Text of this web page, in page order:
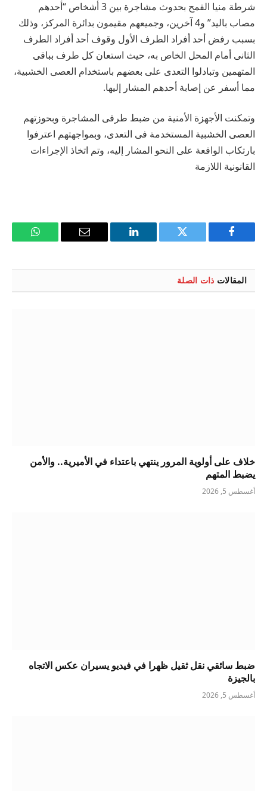
شرطة منيا القمح بحدوث مشاجرة بين 3 أشخاص “أحدهم
مصاب باليد” و4 آخرين، وجميعهم مقيمون بدائرة المركز، وذلك
بسبب رفض أحد أفراد الطرف الأول وقوف أحد أفراد الطرف
الثانى أمام المحل الخاص به، حيث استعان كل طرف بباقى
المتهمين وتبادلوا التعدى على بعضهم باستخدام العصى الخشبية،
مما أسفر عن إصابة أحدهم المشار إليها.
وتمكنت الأجهزة الأمنية من ضبط طرفى المشاجرة وبحوزتهم
العصى الخشبية المستخدمة فى التعدى، وبمواجهتهم اعترفوا
بارتكاب الواقعة على النحو المشار إليه، وتم اتخاذ الإجراءات
القانونية اللازمة
فيسبوك تويتر لينكدإن
البريد
واتساب
المقالات ذات الصلة
خلاف على أولوية المرور ينتهي باعتداء في الأميرية.. والأمن
يضبط المتهم
أغسطس 5, 2026
ضبط سائقي نقل ثقيل ظهرا في فيديو يسيران عكس الاتجاه
بالجيزة
أغسطس 5, 2026